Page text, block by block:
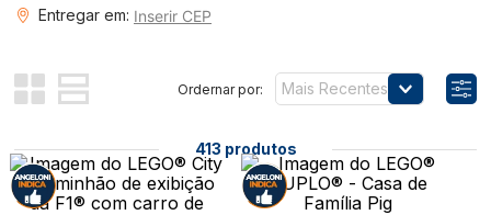
Entregar em: Inserir CEP
Mais Recentes
413 produtos